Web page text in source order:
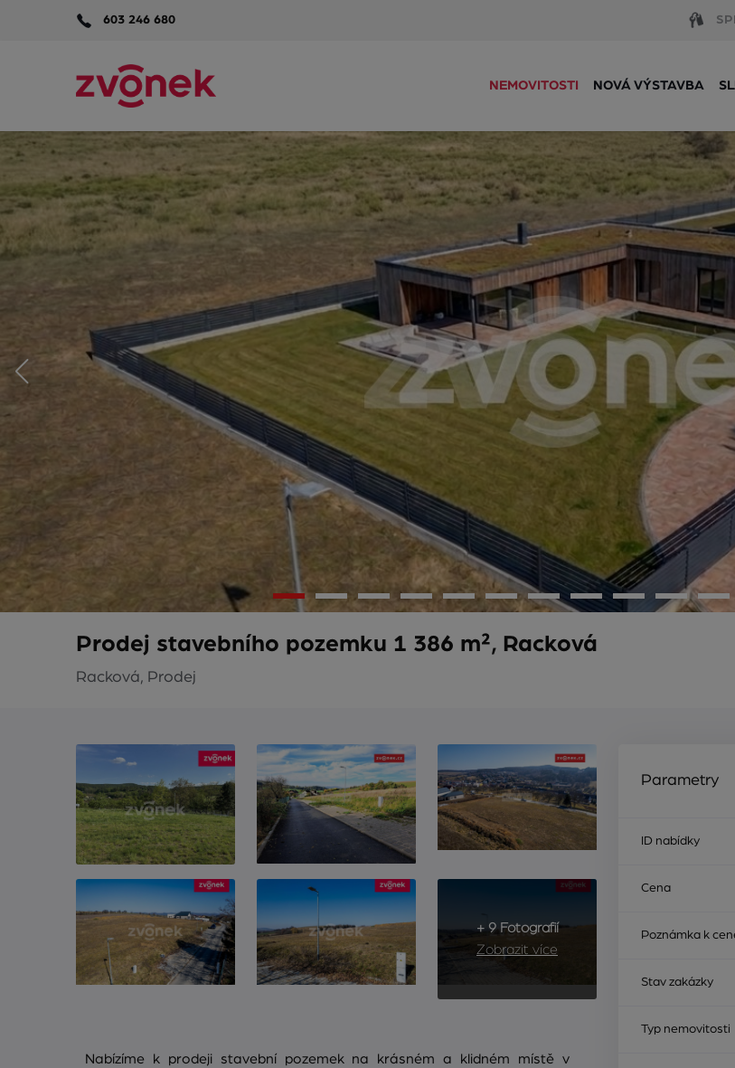
603 246 680
NEMOVITOSTI NOVÁ VÝSTAVBA
Prodej stavebního pozemku 1 386 m², Racková
Racková, Prodej
+ 9 Fotografií
Zobrazit více
Nabízíme k prodeji stavební pozemek na krásném a klidném místě v
Parametry
ID nabídky
Cena
Poznámka k
Stav zakázky
Typ nemovitosti